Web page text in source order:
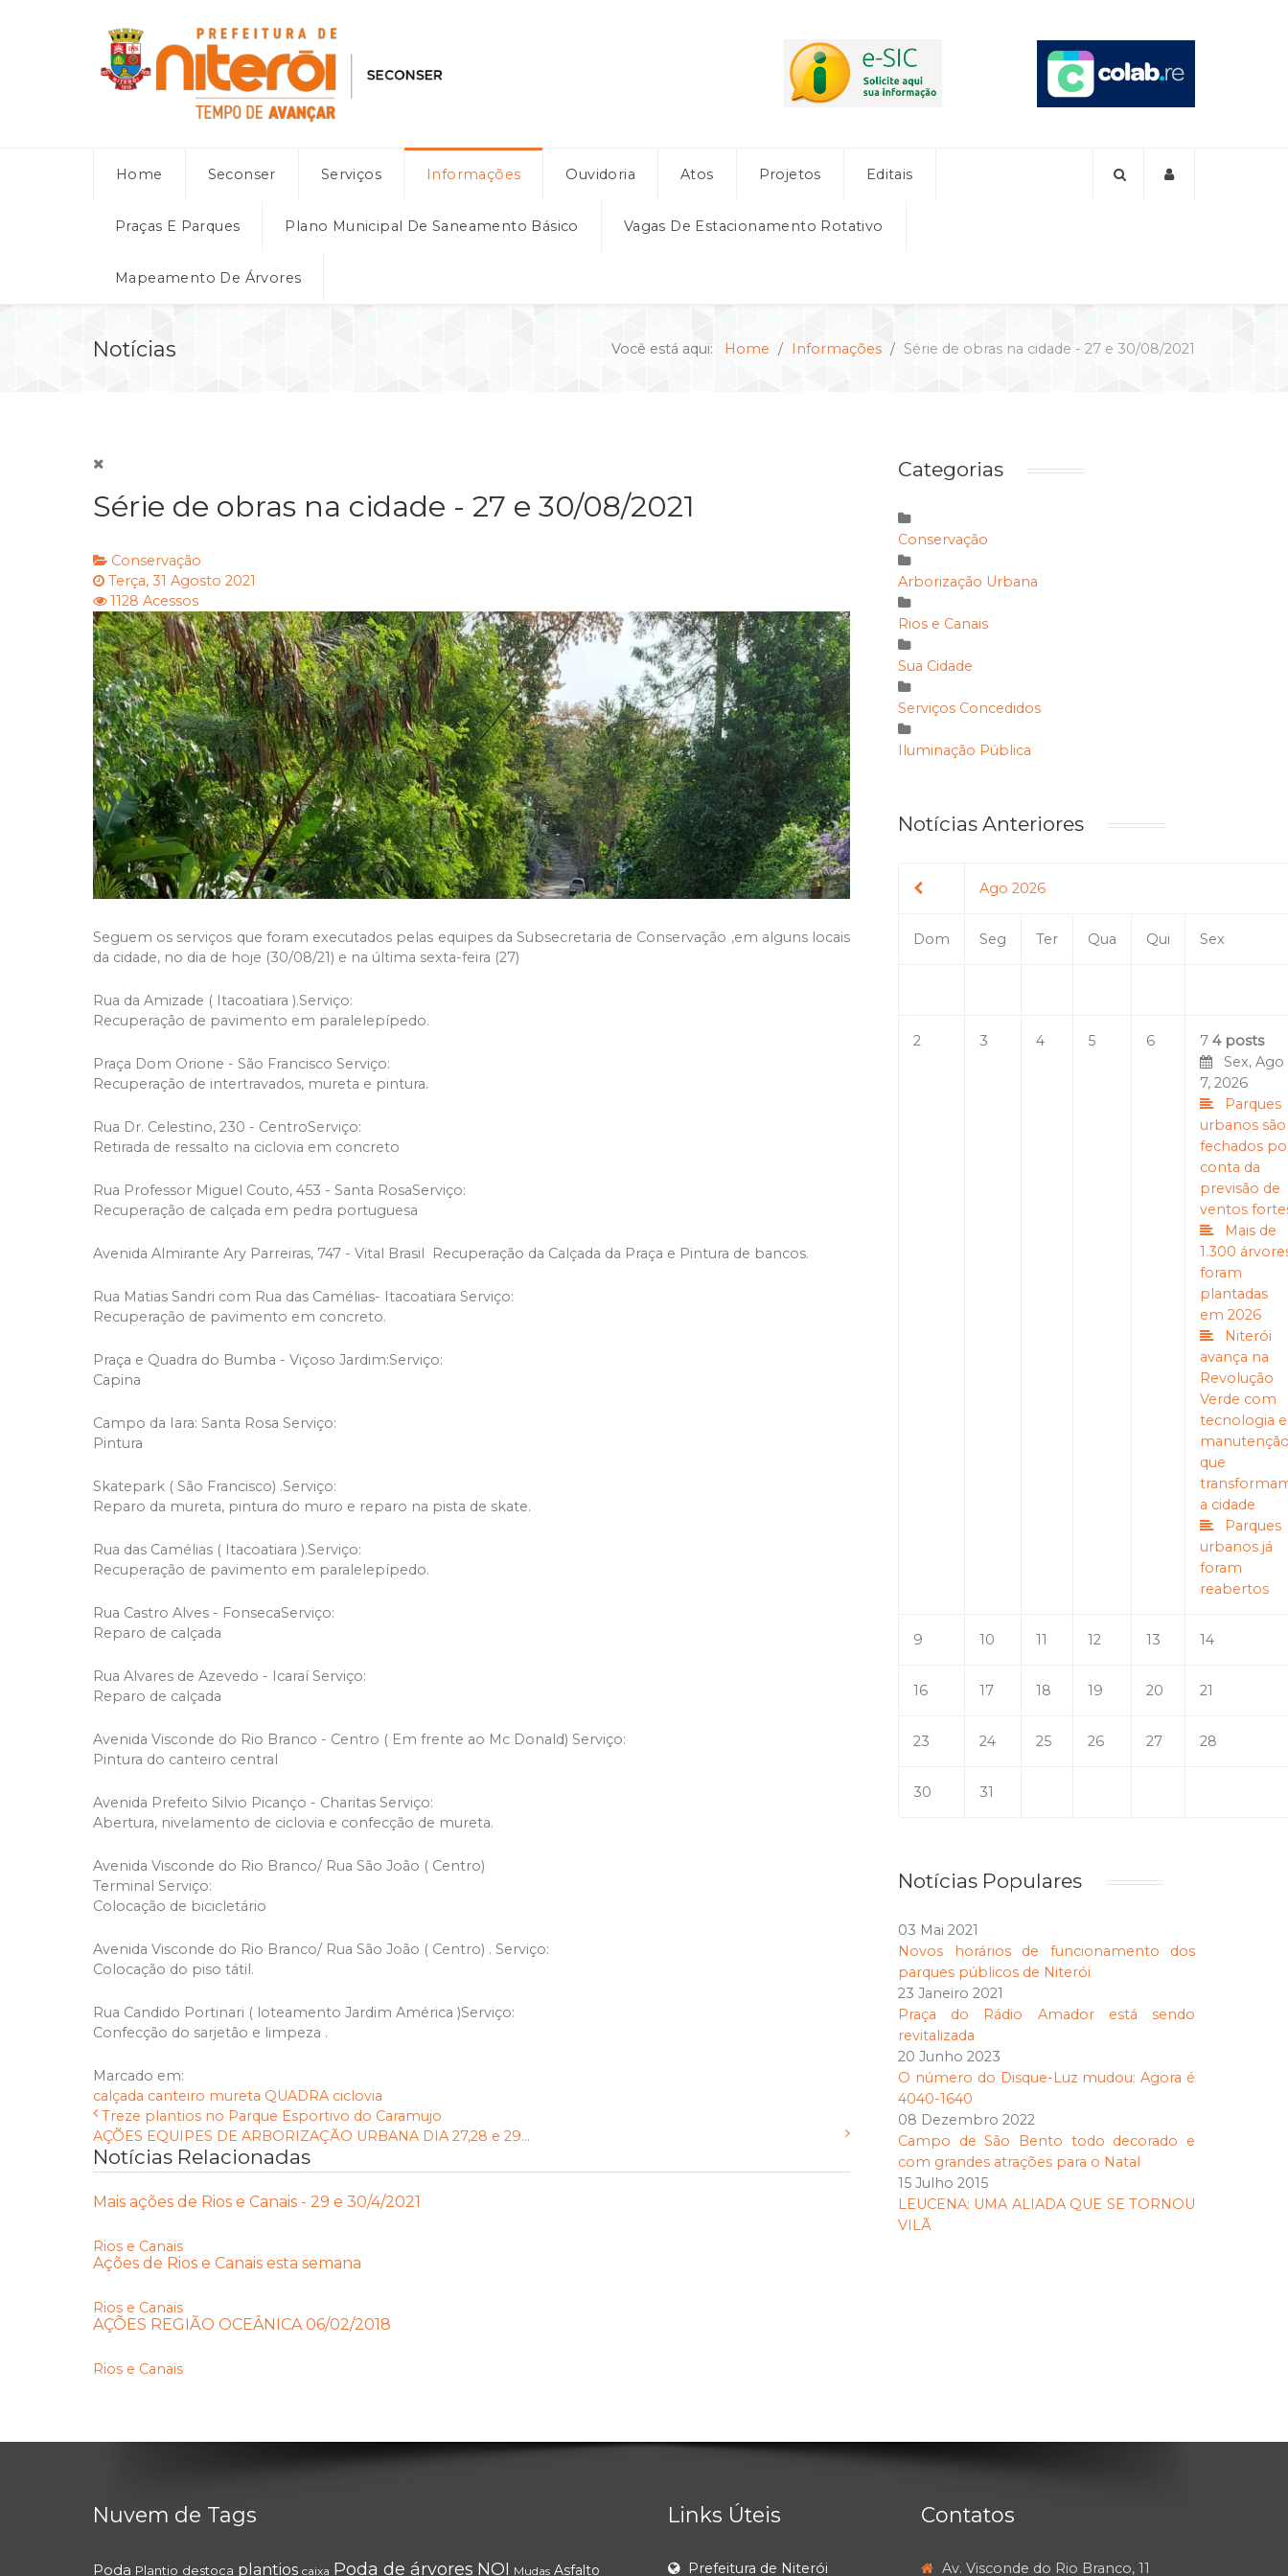
Home Seconser Serviços Informações Ouvidoria Atos Projetos Editais
Praças E Parques Plano Municipal De Saneamento Básico Vagas De Estacionamento Rotativo
Mapeamento De Árvores
Notícias Você está aqui: Home Informações Série de obras na cidade - 27 e 30/08/2021
Série de obras na cidade - 27 e 30/08/2021
Conservação
Terça, 31 Agosto 2021
1128 Acessos
Seguem os serviços que foram executados pelas equipes da Subsecretaria de Conservação ,em alguns locais
da cidade, no dia de hoje (30/08/21) e na última sexta-feira (27)
Rua da Amizade ( Itacoatiara ).Serviço:
Recuperação de pavimento em paralelepípedo.
Praça Dom Orione - São Francisco Serviço:
Recuperação de intertravados, mureta e pintura.
Rua Dr. Celestino, 230 - CentroServiço:
Retirada de ressalto na ciclovia em concreto
Rua Professor Miguel Couto, 453 - Santa RosaServiço:
Recuperação de calçada em pedra portuguesa
Avenida Almirante Ary Parreiras, 747 - Vital Brasil Recuperação da Calçada da Praça e Pintura de bancos.
Rua Matias Sandri com Rua das Camélias- Itacoatiara Serviço:
Recuperação de pavimento em concreto.
Praça e Quadra do Bumba - Viçoso Jardim:Serviço:
Capina
Campo da Iara: Santa Rosa Serviço:
Pintura
Skatepark ( São Francisco) .Serviço:
Reparo da mureta, pintura do muro e reparo na pista de skate.
Rua das Camélias ( Itacoatiara ).Serviço:
Recuperação de pavimento em paralelepípedo.
Rua Castro Alves - FonsecaServiço:
Reparo de calçada
Rua Alvares de Azevedo - Icaraí Serviço:
Reparo de calçada
Avenida Visconde do Rio Branco - Centro ( Em frente ao Mc Donald) Serviço:
Pintura do canteiro central
Avenida Prefeito Silvio Picanço - Charitas Serviço:
Abertura, nivelamento de ciclovia e confecção de mureta.
Avenida Visconde do Rio Branco/ Rua São João ( Centro)
Terminal Serviço:
Colocação de bicicletário
Avenida Visconde do Rio Branco/ Rua São João ( Centro) . Serviço:
Colocação do piso tátil.
Rua Candido Portinari ( loteamento Jardim América )Serviço:
Confecção do sarjetão e limpeza .
Marcado em:
calçada canteiro mureta QUADRA ciclovia
Treze plantios no Parque Esportivo do Caramujo
AÇÕES EQUIPES DE ARBORIZAÇÃO URBANA DIA 27,28 e 29...
Notícias Relacionadas
Mais ações de Rios e Canais - 29 e 30/4/2021
Rios e Canais
Ações de Rios e Canais esta semana
Rios e Canais
AÇÕES REGIÃO OCEÂNICA 06/02/2018
Rios e Canais
Categorias
Conservação
Arborização Urbana
Rios e Canais
Sua Cidade
Serviços Concedidos
Iluminação Pública
Notícias Anteriores
Ago 2026
Dom Seg Ter Qua Qui Sex
2 3 4 5 6 7 4 posts
Sex, Ago
7, 2026
Parques
urbanos são
fechados
conta da
previsão de
ventos
Mais de
1.300
foram
plantadas
em 2026
Niterói
avança na
Revolução
Verde com
tecnologia e
que
a cidade
Parques
urbanos já
foram
reabertos
9 10 11 12 13 14
16 17 18 19 20 21
23 24 25 26 27 28
30 31
Notícias Populares
03 Mai 2021
Novos horários de funcionamento dos
parques públicos de Niterói
23 Janeiro 2021
Praça do Rádio Amador está sendo
revitalizada
20 Junho 2023
O número do Disque-Luz mudou: Agora é
4040-1640
08 Dezembro 2022
Campo de São Bento todo decorado e
com grandes atrações para o Natal
15 Julho 2015
LEUCENA: UMA ALIADA QUE SE TORNOU
VILÃ
Nuvem de Tags
Poda Plantio destoca plantios caixa Poda de árvores NOI Mudas Asfalto
Links Úteis
Prefeitura de Niterói
Contatos
Av. Visconde do Rio Branco, 11